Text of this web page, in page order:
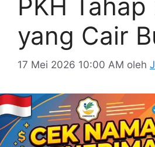
PKH
yang Cair
17 Mei 2026 10:00 AM oleh